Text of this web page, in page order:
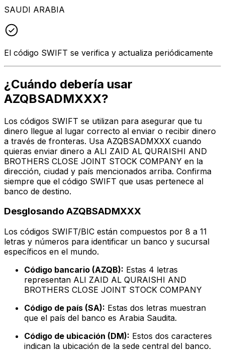
SAUDI ARABIA
El código SWIFT se verifica y actualiza periódicamente
¿Cuándo debería usar
AZQBSADMXXX?
Los códigos SWIFT se utilizan para asegurar que tu
dinero llegue al lugar correcto al enviar o recibir dinero
a través de fronteras. Usa AZQBSADMXXX cuando
quieras enviar dinero a ALI ZAID AL QURAISHI AND
BROTHERS CLOSE JOINT STOCK COMPANY en la
dirección, ciudad y país mencionados arriba. Confirma
siempre que el código SWIFT que usas pertenece al
banco de destino.
Desglosando AZQBSADMXXX
Los códigos SWIFT/BIC están compuestos por 8 a 11
letras y números para identificar un banco y sucursal
específicos en el mundo.
Código bancario (AZQB): Estas 4 letras
representan ALI ZAID AL QURAISHI AND
BROTHERS CLOSE JOINT STOCK COMPANY
Código de país (SA): Estas dos letras muestran
que el país del banco es Arabia Saudita.
Código de ubicación (DM): Estos dos caracteres
indican la ubicación de la sede central del banco.